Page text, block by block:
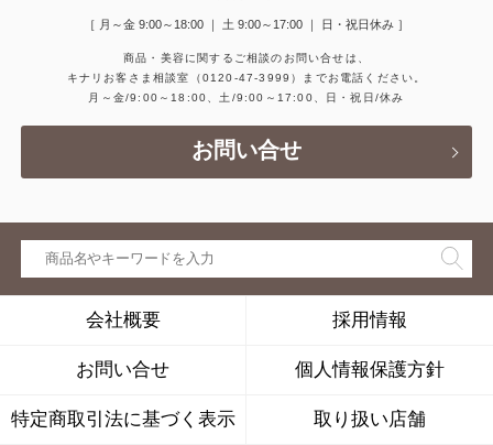
［ 月～金 9:00～18:00 ｜ 土 9:00～17:00 ｜ 日・祝日休み ］
商品・美容に関するご相談のお問い合せは、
キナリお客さま相談室
（0120-47-3999）
までお電話ください。
月～金/9:00～18:00、土/9:00～17:00、日・祝日/休み
お問い合せ
会社概要 採用情報
お問い合せ 個人情報保護方針
特定商取引法に基づく表示 取り扱い店舗